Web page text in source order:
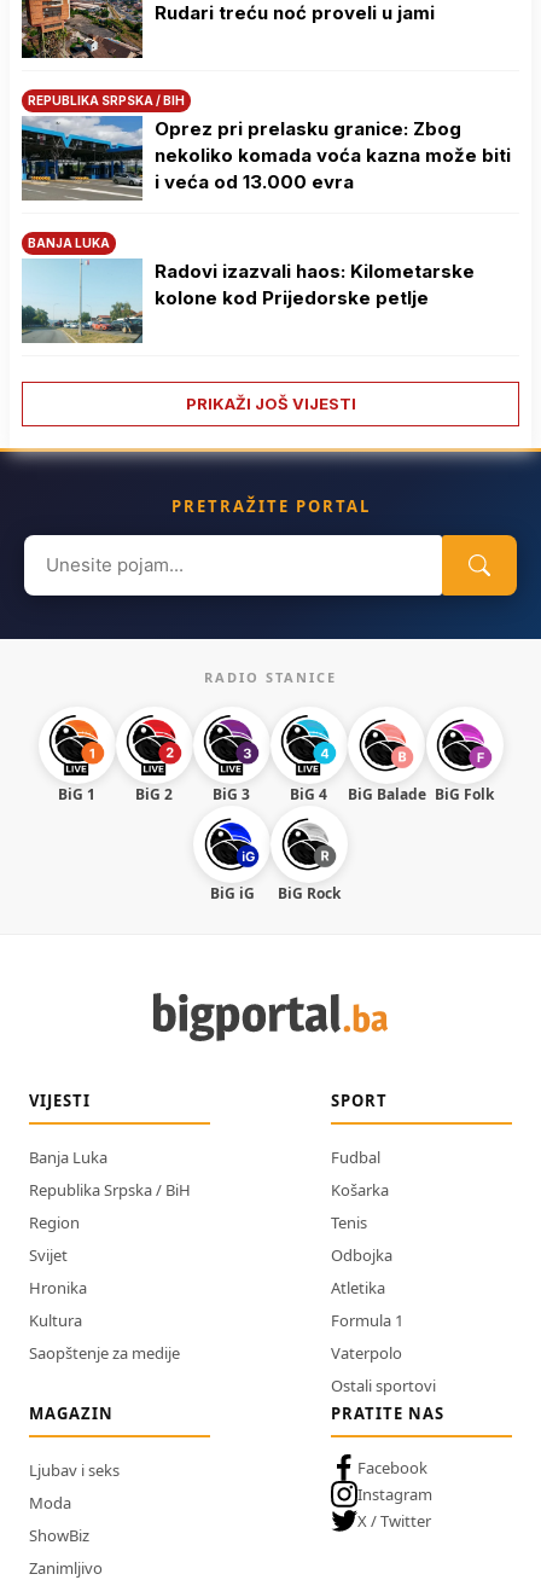
Rudari treću noć proveli u jami
REPUBLIKA SRPSKA / BIH
Oprez pri prelasku granice: Zbog
nekoliko komada voća kazna može biti
i veća od 13.000 evra
BANJA LUKA
Radovi izazvali haos: Kilometarske
kolone kod Prijedorske petlje
PRIKAŽI JOŠ VIJESTI
PRETRAŽITE PORTAL
Search
for:
RADIO STANICE
BiG 1 BiG 2 BiG 3 BiG 4 BiG Balade BiG Folk
BiG iG BiG Rock
VIJESTI
Banja Luka
Republika Srpska / BiH
Region
Svijet
Hronika
Kultura
Saopštenje za medije
SPORT
Fudbal
Košarka
Tenis
Odbojka
Atletika
Formula 1
Vaterpolo
Ostali sportovi
MAGAZIN
Ljubav i seks
Moda
ShowBiz
Zanimljivo
PRATITE NAS
Facebook
Instagram
X / Twitter